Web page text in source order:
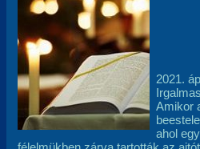
2021.
Amikor
ahol